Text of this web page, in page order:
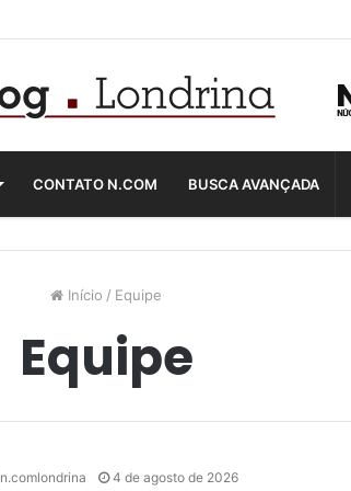
CONTATO N.COM BUSCA AVANÇADA
Início / Equipe
Equipe
n.comlondrina 4 de agosto de 2026